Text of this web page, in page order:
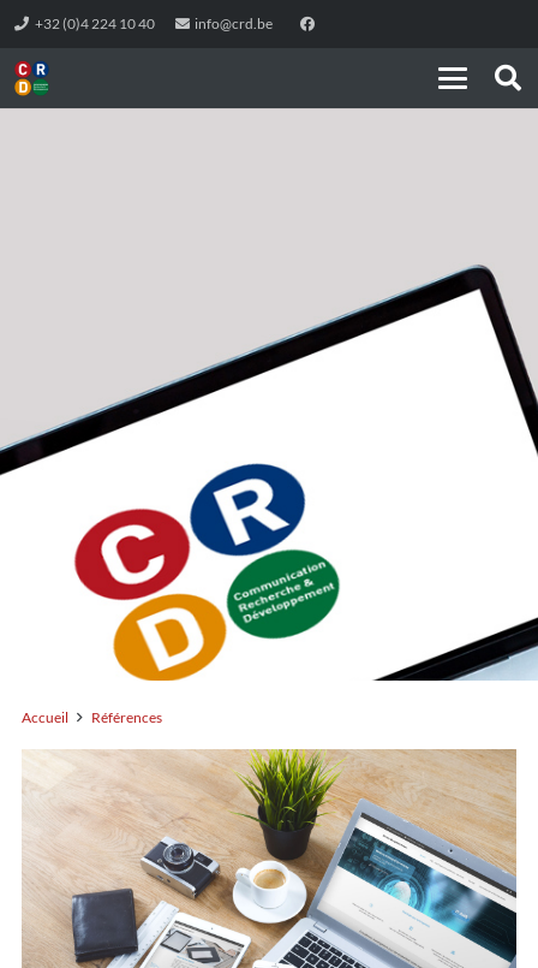
+32 (0)4 224 10 40 info@crd.be
Accueil Références